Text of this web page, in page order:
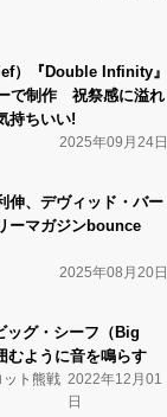
）『Double Infinity』
で制作 祝祭感に溢れ
持ちいい!
2025年09月24日
伸、デヴィッド・バー
ーマガジンbounce
2025年08月20日
ッグ・シーフ（Big
ように音を鳴らす
ット熊戦 2022年12月01
日